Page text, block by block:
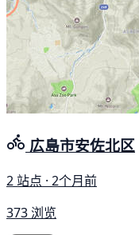
広島市安佐北区
2 站点 · 2个月前
373 浏览